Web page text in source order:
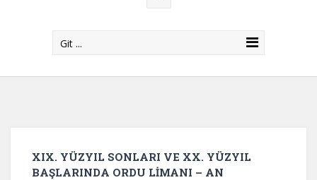
Git ...
XIX. YÜZYIL SONLARI VE XX. YÜZYIL
BAŞLARINDA ORDU LİMANI – AN